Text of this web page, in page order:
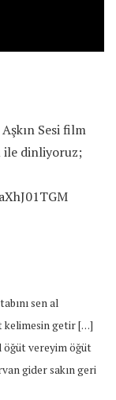
Sesi film
ile dinliyoruz;
sen al
kelimesin getir […]
öğüt vereyim öğüt
gider sakın geri